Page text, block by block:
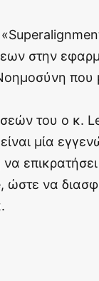
στην
που
του ο κ.
μία
να